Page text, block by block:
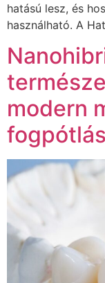
hatású lesz, és
használható. A
modern